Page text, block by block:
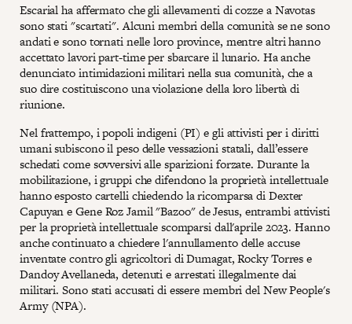
Escarial ha affermato che gli allevamenti di cozze a Navotas
sono stati "scartati". Alcuni membri della comunità se ne sono
andati e sono tornati nelle loro province, mentre altri hanno
accettato lavori part-time per sbarcare il lunario. Ha anche
denunciato intimidazioni militari nella sua comunità, che a
suo dire costituiscono una violazione della loro libertà di
riunione.
Nel frattempo, i popoli indigeni (PI) e gli attivisti per i diritti
umani subiscono il peso delle vessazioni statali, dall’essere
schedati come sovversivi alle sparizioni forzate. Durante la
mobilitazione, i gruppi che difendono la proprietà intellettuale
hanno esposto cartelli chiedendo la ricomparsa di Dexter
Capuyan e Gene Roz Jamil "Bazoo" de Jesus, entrambi attivisti
per la proprietà intellettuale scomparsi dall'aprile 2023. Hanno
anche continuato a chiedere l'annullamento delle accuse
inventate contro gli agricoltori di Dumagat, Rocky Torres e
Dandoy Avellaneda, detenuti e arrestati illegalmente dai
militari. Sono stati accusati di essere membri del New People's
Army (NPA).